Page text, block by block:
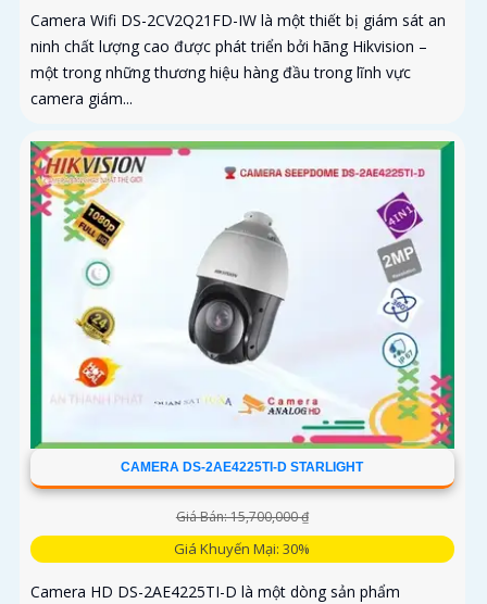
Camera Wifi DS-2CV2Q21FD-IW là một thiết bị giám sát an
ninh chất lượng cao được phát triển bởi hãng Hikvision –
một trong những thương hiệu hàng đầu trong lĩnh vực
camera giám...
CAMERA DS-2AE4225TI-D STARLIGHT
Giá Bán: 15,700,000 ₫
Giá Khuyến Mại: 30%
Camera HD DS-2AE4225TI-D là một dòng sản phẩm